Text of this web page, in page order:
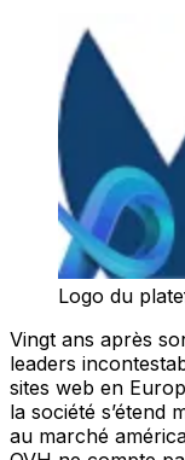
Logo du
Vingt ans après
leaders
sites web en
la société s’étend
au marché